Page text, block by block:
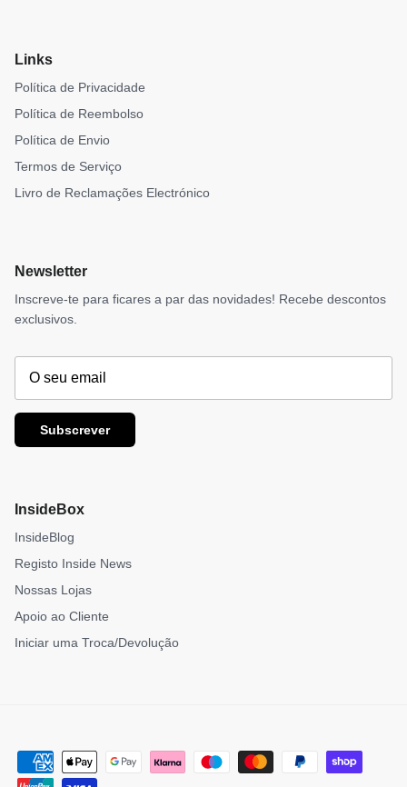
Links
Política de Privacidade
Política de Reembolso
Política de Envio
Termos de Serviço
Livro de Reclamações Electrónico
Newsletter
Inscreve-te para ficares a par das novidades! Recebe descontos
exclusivos.
Subscrever
InsideBox
InsideBlog
Registo Inside News
Nossas Lojas
Apoio ao Cliente
Iniciar uma Troca/Devolução